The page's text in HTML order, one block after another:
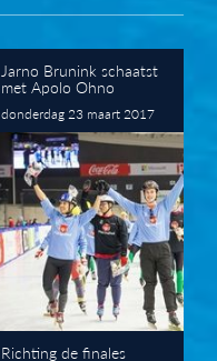
Jarno Brunink schaatst
met Apolo Ohno
donderdag 23 maart 2017
Richting de finales